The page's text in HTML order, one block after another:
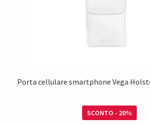
Porta cellulare smartphone Vega
SCONTO - 20%